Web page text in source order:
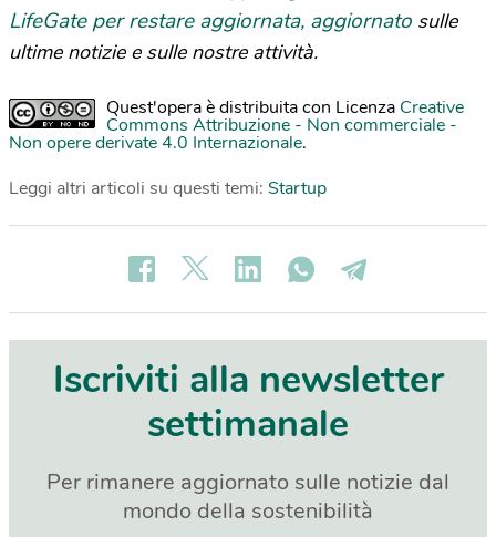
LifeGate per restare aggiornata, aggiornato sulle
ultime notizie e sulle nostre attività.
Quest'opera è distribuita con Licenza Creative
Commons Attribuzione - Non commerciale -
Non opere derivate 4.0 Internazionale.
Leggi altri articoli su questi temi: Startup
Iscriviti alla newsletter
settimanale
Per rimanere aggiornato sulle notizie dal
mondo della sostenibilità